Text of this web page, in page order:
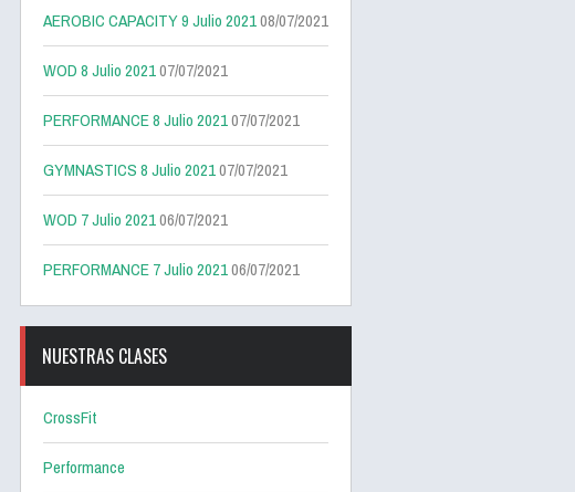
AEROBIC CAPACITY 9 Julio 202108/07/2021
WOD 8 Julio 202107/07/2021
PERFORMANCE 8 Julio 202107/07/2021
GYMNASTICS 8 Julio 202107/07/2021
WOD 7 Julio 202106/07/2021
PERFORMANCE 7 Julio 202106/07/2021
NUESTRAS CLASES
CrossFit
Performance